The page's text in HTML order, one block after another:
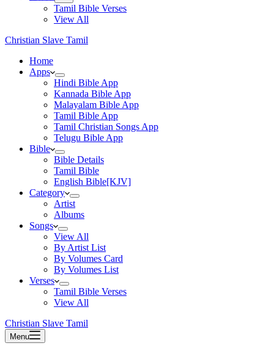
Tamil Bible Verses
View All
Christian Slave Tamil
Home
Apps
Hindi Bible App
Kannada Bible App
Malayalam Bible App
Tamil Bible App
Tamil Christian Songs App
Telugu Bible App
Bible
Bible Details
Tamil Bible
English Bible[KJV]
Category
Artist
Albums
Songs
View All
By Artist List
By Volumes Card
By Volumes List
Verses
Tamil Bible Verses
View All
Christian Slave Tamil
Menu